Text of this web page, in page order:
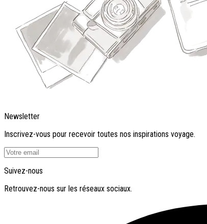
Newsletter
Inscrivez-vous pour recevoir toutes nos inspirations voyage.
Suivez-nous
Retrouvez-nous sur les réseaux sociaux.